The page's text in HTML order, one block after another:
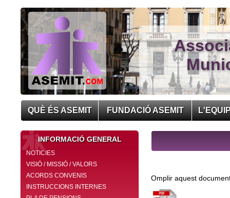
QUÈ ÉS ASEMIT FUNDACIÓ ASEMIT
INFORMACIÓ GENERAL
NOTICIES
VISIÓ / MISSIÓ / VALORS
ACORDS CONVENIS
INSTRUCCIONS INTERNES
Omplir aquest